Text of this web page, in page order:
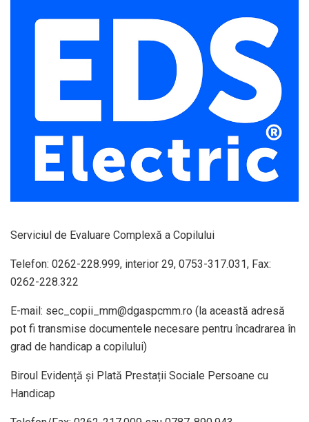
Serviciul de Evaluare Complexă a Copilului
Telefon: 0262-228.999, interior 29, 0753-317.031, Fax:
0262-228.322
E-mail: sec_copii_mm@dgaspcmm.ro (la această adresă
pot fi transmise documentele necesare pentru încadrarea în
grad de handicap a copilului)
Biroul Evidență și Plată Prestații Sociale Persoane cu
Handicap